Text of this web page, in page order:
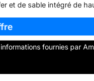
et de sable intégré de
la corrosion,
plus de stabilité : permet
montés et d'autres
fournies par